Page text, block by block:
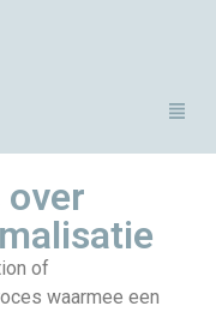
over
of
waarmee een